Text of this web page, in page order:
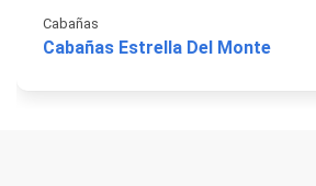
Cabañas
Cabañas Estrella Del Monte